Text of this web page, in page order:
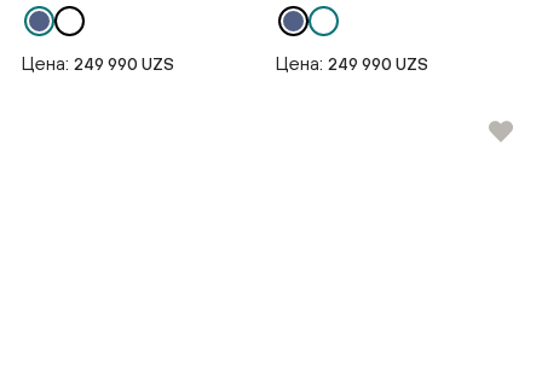
Цена: 249 990 UZS Цена: 249 990 UZS